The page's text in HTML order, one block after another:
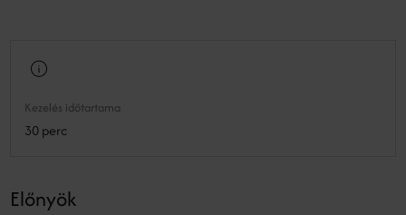
Kezelés időtartama
30 perc
Előnyök